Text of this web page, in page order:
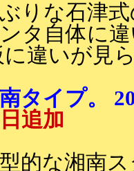
りな石津
タ自体に
違いが見
タイプ
追加
的な湘南